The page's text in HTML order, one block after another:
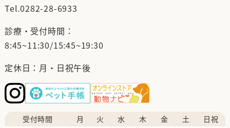
Tel.0282-28-6933
診療・受付時間：
8:45~11:30/15:45~19:30
定休日：月・日祝午後
受付時間 月 火 水 木 金 土
日祝